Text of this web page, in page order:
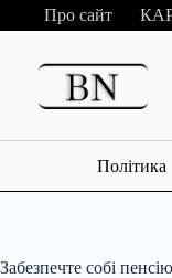
Перейти
до
Про сайт
Політика
Забезпечте собі